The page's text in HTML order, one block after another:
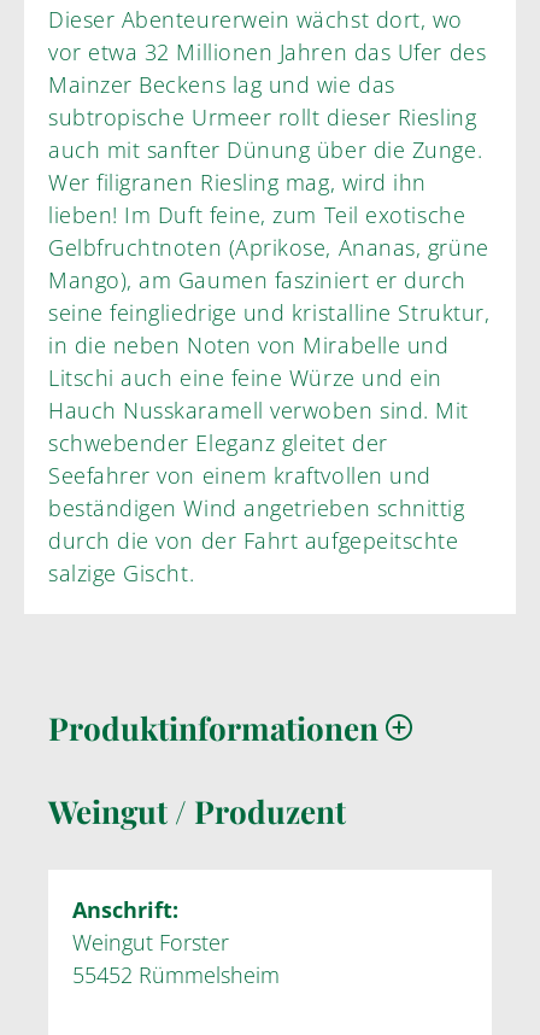
Dieser Abenteurerwein wächst dort, wo
vor etwa 32 Millionen Jahren das Ufer des
Mainzer Beckens lag und wie das
subtropische Urmeer rollt dieser Riesling
auch mit sanfter Dünung über die Zunge.
Wer filigranen Riesling mag, wird ihn
lieben! Im Duft feine, zum Teil exotische
Gelbfruchtnoten (Aprikose, Ananas, grüne
Mango), am Gaumen fasziniert er durch
seine feingliedrige und kristalline Struktur,
in die neben Noten von Mirabelle und
Litschi auch eine feine Würze und ein
Hauch Nusskaramell verwoben sind. Mit
schwebender Eleganz gleitet der
Seefahrer von einem kraftvollen und
beständigen Wind angetrieben schnittig
durch die von der Fahrt aufgepeitschte
salzige Gischt.
Produktinformationen
Weingut / Produzent
Anschrift:
Weingut Forster
55452 Rümmelsheim